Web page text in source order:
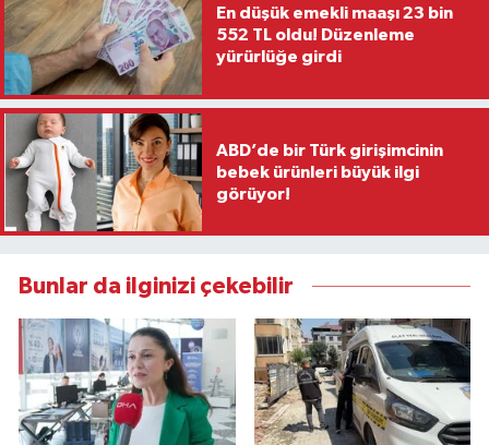
En düşük emekli maaşı 23 bin
552 TL oldu! Düzenleme
yürürlüğe girdi
ABD’de bir Türk girişimcinin
bebek ürünleri büyük ilgi
görüyor!
Bunlar da ilginizi çekebilir